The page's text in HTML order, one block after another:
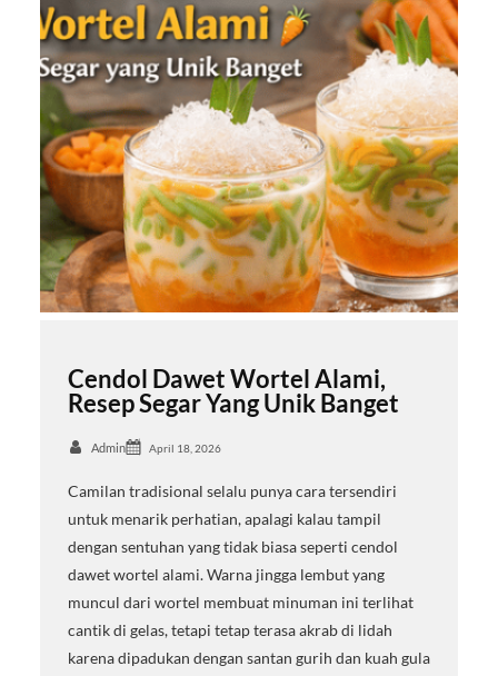
Cendol Dawet Wortel Alami,
Resep Segar Yang Unik Banget
Admin April 18, 2026
Camilan tradisional selalu punya cara tersendiri
untuk menarik perhatian, apalagi kalau tampil
dengan sentuhan yang tidak biasa seperti cendol
dawet wortel alami. Warna jingga lembut yang
muncul dari wortel membuat minuman ini terlihat
cantik di gelas, tetapi tetap terasa akrab di lidah
karena dipadukan dengan santan gurih dan kuah gula